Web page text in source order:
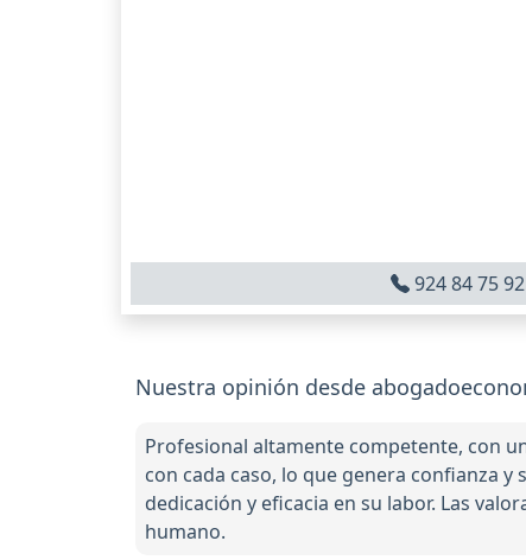
924 84 75 92
Nuestra opinión desde
Profesional altamente competente, con
con cada caso, lo que genera confianza
dedicación y eficacia en su labor. Las
humano.